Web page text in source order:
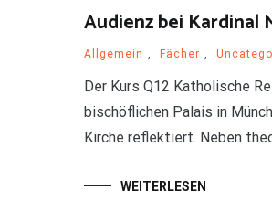
Audienz bei Kardinal
Allgemein , Fächer ,
Der Kurs Q12 Katholische
bischöflichen Palais in
Kirche reflektiert. Neben
WEITERLESEN